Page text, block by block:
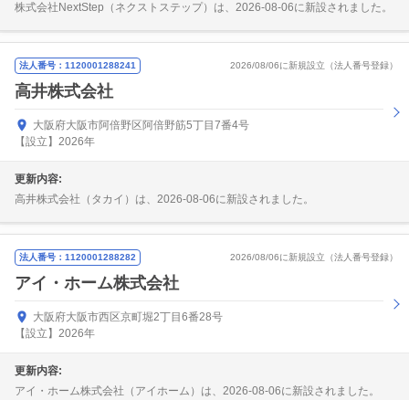
株式会社NextStep（ネクストステップ）は、2026-08-06に新設されました。
法人番号：1120001288241 2026/08/06に新規設立（法人番号登録）
高井株式会社
大阪府大阪市阿倍野区阿倍野筋5丁目7番4号
【設立】2026年
更新内容:
高井株式会社（タカイ）は、2026-08-06に新設されました。
法人番号：1120001288282 2026/08/06に新規設立（法人番号登録）
アイ・ホーム株式会社
大阪府大阪市西区京町堀2丁目6番28号
【設立】2026年
更新内容:
アイ・ホーム株式会社（アイホーム）は、2026-08-06に新設されました。